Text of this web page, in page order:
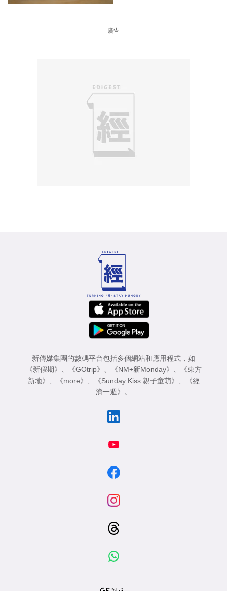
廣告
新傳媒集團的數碼平台包括多個網站和應用程式，如
《新假期》
《GOtrip》 《NM+新Monday》
《東方
新地》
《more》 《Sunday Kiss 親子童萌》
《經
濟一週》
。